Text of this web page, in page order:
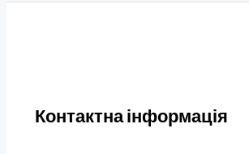
Контактна інформація